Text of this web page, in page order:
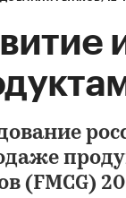
(FMCG)